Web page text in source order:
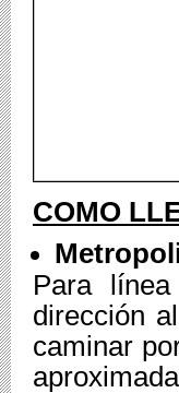
COMO
Para
dirección
caminar